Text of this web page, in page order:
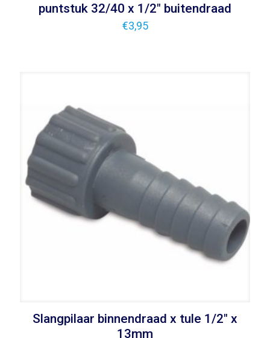
puntstuk 32/40 x 1/2″ buitendraad
€3,95
Slangpilaar binnendraad x tule 1/2″ x
13mm